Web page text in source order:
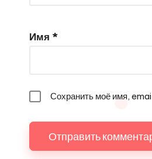
Имя *
Сохранить моё имя,